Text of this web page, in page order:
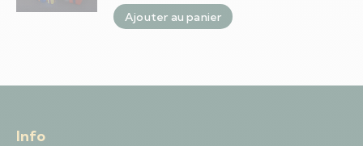
Ajouter au panier
Info